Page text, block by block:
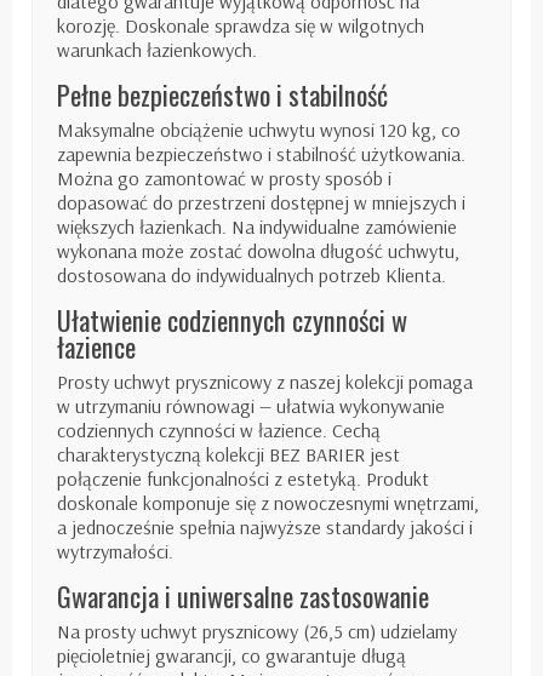
korozję. Doskonale sprawdza się w wilgotnych
warunkach łazienkowych.
Pełne bezpieczeństwo i stabilność
Maksymalne obciążenie uchwytu wynosi 120 kg, co
zapewnia bezpieczeństwo i stabilność użytkowania.
Można go zamontować w prosty sposób i
dopasować do przestrzeni dostępnej w mniejszych i
większych łazienkach. Na indywidualne zamówienie
wykonana może zostać dowolna długość uchwytu,
dostosowana do indywidualnych potrzeb Klienta.
Ułatwienie codziennych czynności w
łazience
Prosty uchwyt prysznicowy z naszej kolekcji pomaga
w utrzymaniu równowagi — ułatwia wykonywanie
codziennych czynności w łazience. Cechą
charakterystyczną kolekcji BEZ BARIER jest
połączenie funkcjonalności z estetyką. Produkt
doskonale komponuje się z nowoczesnymi wnętrzami,
a jednocześnie spełnia najwyższe standardy jakości i
wytrzymałości.
Gwarancja i uniwersalne zastosowanie
Na prosty uchwyt prysznicowy (26,5 cm) udzielamy
pięcioletniej gwarancji, co gwarantuje długą